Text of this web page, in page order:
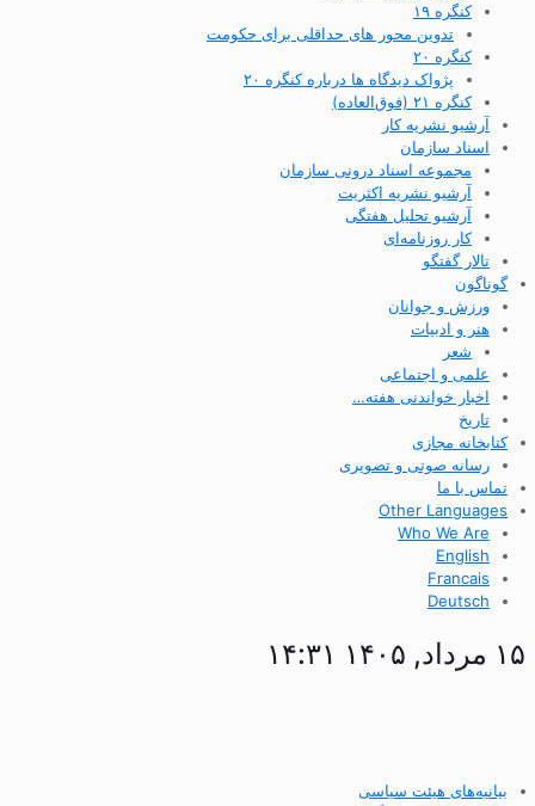
کنگره ۱۹
تدوین محور های حداقلی برای حکومت
کنگره ۲۰
پژواک دیدگاه ها درباره کنگره ۲۰
کنگره ۲۱ (فوق‌العاده)
آرشیو نشریه کار
اسناد سازمان
مجموعه اسناد درونی سازمان
آرشیو نشریه اکثریت
آرشیو تحلیل هفتگی
کار روزنامه‌ای
تالار گفتگو
گوناگون
ورزش و جوانان
هنر و ادبیات
شعر
علمی و اجتماعی
اخبار خواندنی هفته…
تاریخ
کتابخانه مجازی
رسانه صوتی و تصویری
تماس با ما
Other Languages
Who We Are
English
Francais
Deutsch
۱۵ مرداد, ۱۴۰۵ ۱۴:۳۱
بیانیه‌های هیئت سیاسی